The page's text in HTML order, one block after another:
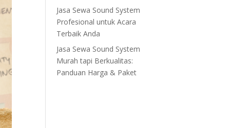
Jasa Sewa Sound System
Profesional untuk Acara
Terbaik Anda
Jasa Sewa Sound System
Murah tapi Berkualitas:
Panduan Harga & Paket